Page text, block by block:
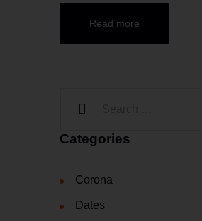
Read more
Categories
Corona
Dates